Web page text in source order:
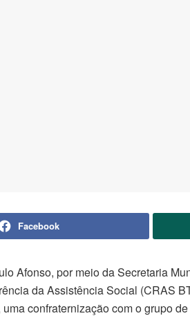
Facebook
Afonso, por meio da Secretaria
da Assistência Social (CRAS
confraternização com o grupo